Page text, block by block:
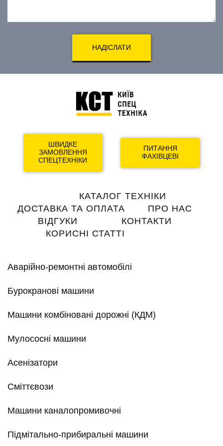
НАДІСЛАТИ
ШВИДКЕ
ЗАМОВЛЕННЯ
СПЕЦТЕХНІКИ
ПИТАННЯ
ФАХІВЦЕВІ
navigation
КАТАЛОГ ТЕХНІКИ
ДОСТАВКА ТА ОПЛАТА
ПРО НАС
ВІДГУКИ
КОНТАКТИ
КОРИСНІ СТАТТІ
Аварійно-ремонтні автомобілі
Бурокранові машини
Машини комбіновані дорожні (КДМ)
Мулососні машини
Асенізатори
Сміттєвози
Машини каналопромивочні
Підмітально-прибиральні машини